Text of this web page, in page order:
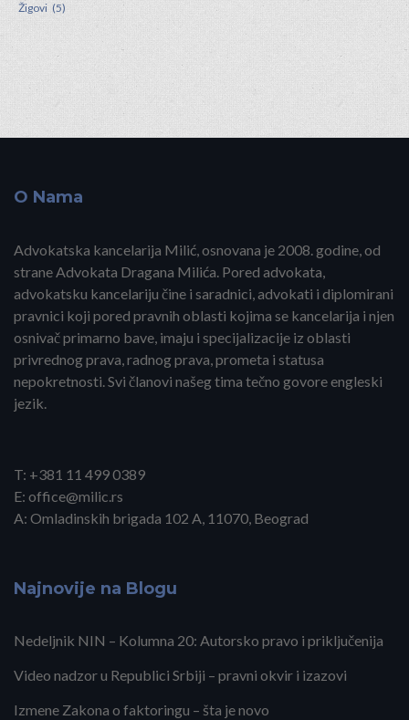
Žigovi (5)
O Nama
Advokatska kancelarija Milić, osnovana je 2008. godine, od
strane Advokata Dragana Milića. Pored advokata,
advokatsku kancelariju čine i saradnici, advokati i diplomirani
pravnici koji pored pravnih oblasti kojima se kancelarija i njen
osnivač primarno bave, imaju i specijalizacije iz oblasti
privrednog prava, radnog prava, prometa i statusa
nepokretnosti. Svi članovi našeg tima tečno govore engleski
jezik.
T: +381 11 499 0389
E: office@milic.rs
A: Omladinskih brigada 102 A, 11070, Beograd
Najnovije na Blogu
Nedeljnik NIN – Kolumna 20: Autorsko pravo i priključenija
Video nadzor u Republici Srbiji – pravni okvir i izazovi
Izmene Zakona o faktoringu – šta je novo